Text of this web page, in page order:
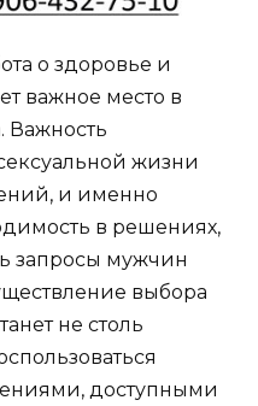
о здоровье и
важное место в
Важность
жизни
и именно
в решениях,
запросы мужчин
выбора
не столь
доступными